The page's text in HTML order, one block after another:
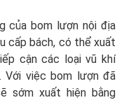
của bom lượn nội địa
cấp bách, có thể xuất
cận các loại vũ khí
Với việc bom lượn đã
sớm xuất hiện bằng